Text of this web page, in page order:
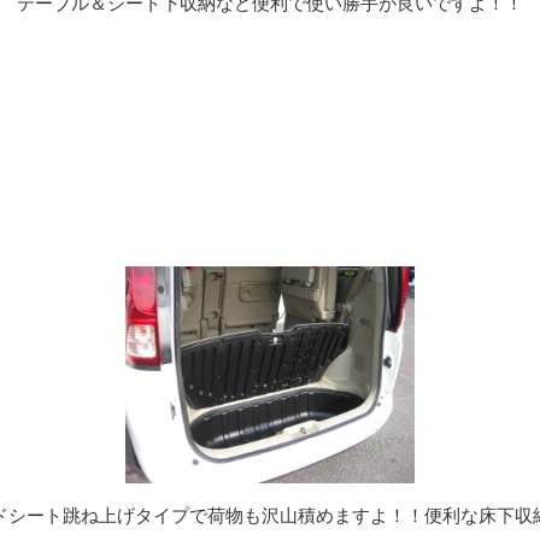
テーブル＆シート下収納など便利で使い勝手が良いですよ！！
シート跳ね上げタイプで荷物も沢山積めますよ！！便利な床下収